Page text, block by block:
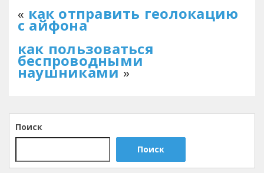
« как отправить геолокацию
с айфона
как пользоваться
беспроводными
наушниками »
Поиск
Поиск